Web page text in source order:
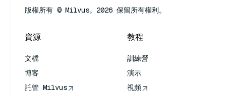
版權所有 © Milvus。2026 保留所有權利。
資源
文檔
博客
託管 Milvus
教程
訓練營
演示
視頻